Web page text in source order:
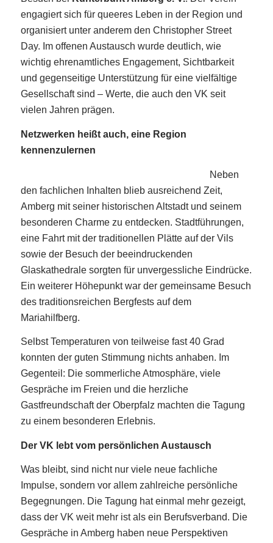
engagiert sich für queeres Leben in der Region und
organisiert unter anderem den Christopher Street
Day. Im offenen Austausch wurde deutlich, wie
wichtig ehrenamtliches Engagement, Sichtbarkeit
und gegenseitige Unterstützung für eine vielfältige
Gesellschaft sind – Werte, die auch den VK seit
vielen Jahren prägen.
Netzwerken heißt auch, eine Region
kennenzulernen
Neben
den fachlichen Inhalten blieb ausreichend Zeit,
Amberg mit seiner historischen Altstadt und seinem
besonderen Charme zu entdecken. Stadtführungen,
eine Fahrt mit der traditionellen Plätte auf der Vils
sowie der Besuch der beeindruckenden
Glaskathedrale sorgten für unvergessliche Eindrücke.
Ein weiterer Höhepunkt war der gemeinsame Besuch
des traditionsreichen Bergfests auf dem
Mariahilfberg.
Selbst Temperaturen von teilweise fast 40 Grad
konnten der guten Stimmung nichts anhaben. Im
Gegenteil: Die sommerliche Atmosphäre, viele
Gespräche im Freien und die herzliche
Gastfreundschaft der Oberpfalz machten die Tagung
zu einem besonderen Erlebnis.
Der VK lebt vom persönlichen Austausch
Was bleibt, sind nicht nur viele neue fachliche
Impulse, sondern vor allem zahlreiche persönliche
Begegnungen. Die Tagung hat einmal mehr gezeigt,
dass der VK weit mehr ist als ein Berufsverband. Die
Gespräche in Amberg haben neue Perspektiven